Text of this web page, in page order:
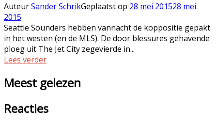
AuteurSander SchrikGeplaatst op 28 mei 201528 mei
2015
Seattle Sounders hebben vannacht de koppositie gepakt
in het westen (en de MLS). De door blessures gehavende
ploeg uit The Jet City zegevierde in...
Lees verder
Meest gelezen
Reacties